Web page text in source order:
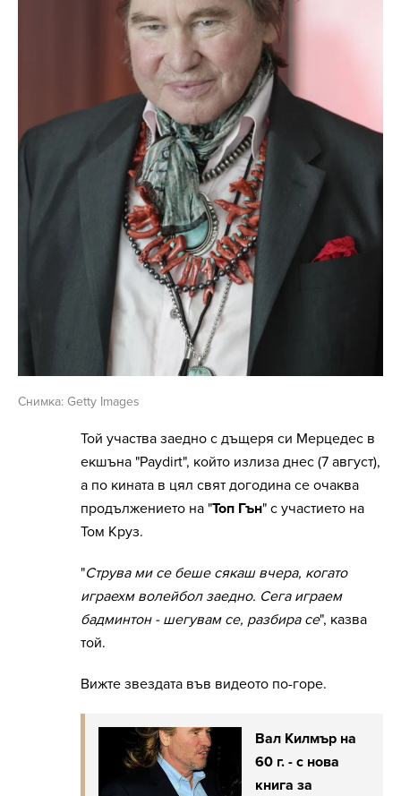
Снимка: Getty Images
Той участва заедно с дъщеря си Мерцедес в
екшъна "Paydirt", който излиза днес (7 август),
а по кината в цял свят догодина се очаква
продължението на "Топ Гън" с участието на
Том Круз.
"Струва ми се беше сякаш вчера, когато
играехм волейбол заедно. Сега играем
бадминтон - шегувам се, разбира се", казва
той.
Вижте звездата във видеото по-горе.
Вал Килмър на
60 г. - с нова
книга за